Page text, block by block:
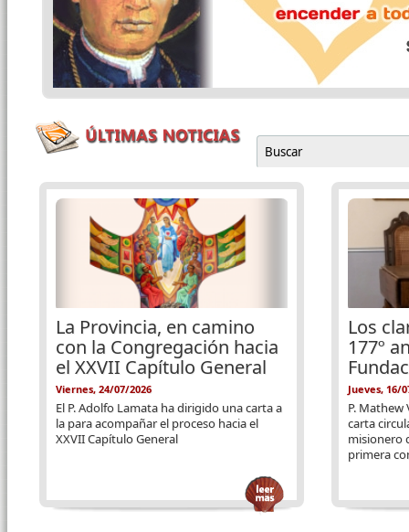
Formulario de
Buscar
La Provincia, en camino
con la Congregación hacia
el XXVII Capítulo General
Viernes, 24/07/2026
El P. Adolfo Lamata ha dirigido una carta a
la para acompañar el proceso hacia el
XXVII Capítulo General
Los
177º
Jueves, 16/
P.
carta
misionero
primera
Páginas